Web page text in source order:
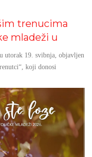
trenucima
mladeži u
utorak 19. svibnja, objavljen
koji donosi